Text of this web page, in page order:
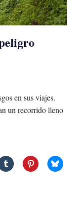
en sus viajes.
un recorrido lleno